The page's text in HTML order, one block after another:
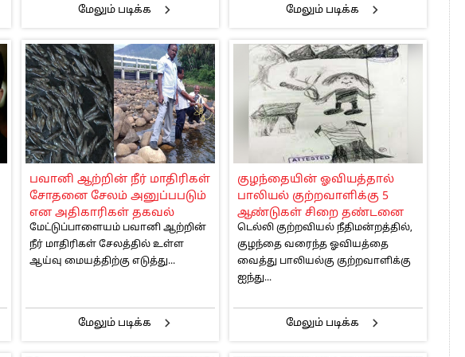
மேலும் படிக்க மேலும் படிக்க
பவானி ஆற்றின் நீர் மாதிரிகள்
சோதனை சேலம் அனுப்பபடும்
என அதிகாரிகள் தகவல்
மேட்டுப்பாளையம் பவானி ஆற்றின்
நீர் மாதிரிகள் சேலத்தில் உள்ள
ஆய்வு மையத்திற்கு எடுத்து...
மேலும் படிக்க
குழந்தையின் ஓவியத்தால்
பாலியல் குற்றவாளிக்கு 5
ஆண்டுகள் சிறை தண்டனை
டெல்லி குற்றவியல் நீதிமன்றத்தில்,
குழந்தை வரைந்த ஓவியத்தை
வைத்து பாலியல்கு குற்றவாளிக்கு
ஐந்து...
மேலும் படிக்க